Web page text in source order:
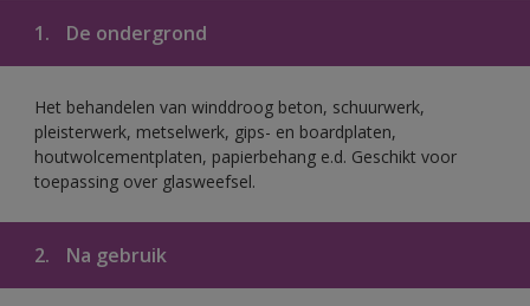
1. De ondergrond
Het behandelen van winddroog beton, schuurwerk,
pleisterwerk, metselwerk, gips- en boardplaten,
houtwolcementplaten, papierbehang e.d. Geschikt voor
toepassing over glasweefsel.
2. Na gebruik